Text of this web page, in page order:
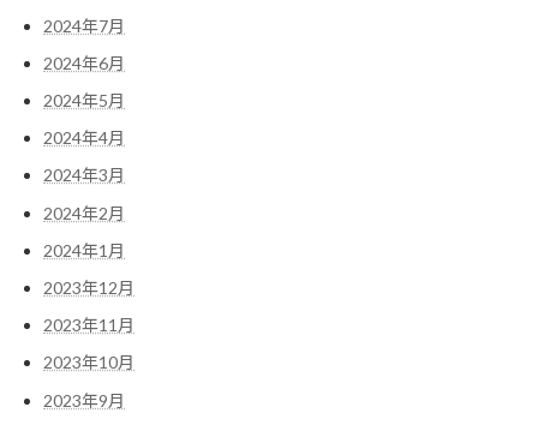
2024年7月
2024年6月
2024年5月
2024年4月
2024年3月
2024年2月
2024年1月
2023年12月
2023年11月
2023年10月
2023年9月